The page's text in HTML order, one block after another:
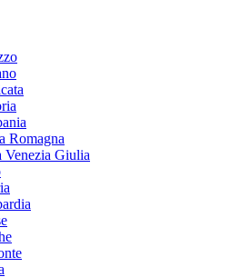
Romagna
Giulia